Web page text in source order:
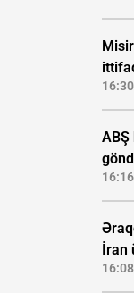
16:30
ABŞ
16:16
16:08